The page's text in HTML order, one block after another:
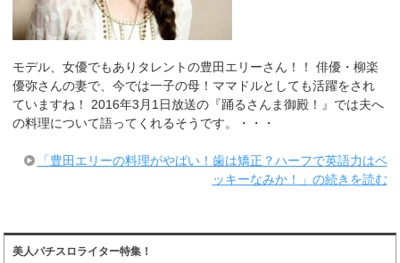
モデル、女優でもありタレントの豊田エリーさん！！ 俳優・柳楽
優弥さんの妻で、今では一子の母！ママドルとしても活躍をされ
ていますね！ 2016年3月1日放送の『踊るさんま御殿！』では夫へ
の料理について語ってくれるそうです。・・・
「豊田エリーの料理がやばい！歯は矯正？ハーフで英語力はベ
ッキーなみか！」の続きを読む
美人パチスロライター特集！